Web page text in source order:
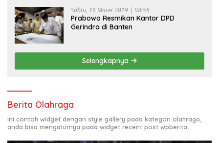
Sabtu, 16 Maret 2019 | 08:55
Prabowo Resmikan Kantor DPD
Gerindra di Banten
Selengkapnya
Berita Olahraga
Ini contoh widget dengan style gallery pada kategori olahraga,
anda bisa mengaturnya pada widget recent post wpberita.